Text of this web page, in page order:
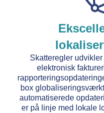
Skatteregler
elektronisk
box
automatiserede
er på linje med lokale